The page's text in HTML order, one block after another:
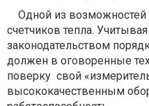
Одной из возможностей
счетчиков тепла.
законодательством
должен в оговоренные
поверку свой
высококачественным